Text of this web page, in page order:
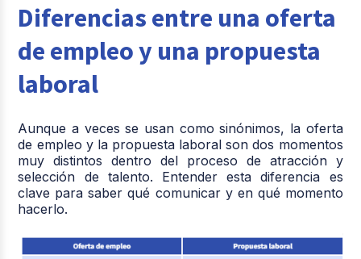
Diferencias entre una oferta
de empleo y una propuesta
laboral
Aunque a veces se usan como sinónimos, la oferta
de empleo y la propuesta laboral son dos momentos
muy distintos dentro del proceso de atracción y
selección de talento. Entender esta diferencia es
clave para saber qué comunicar y en qué momento
hacerlo.